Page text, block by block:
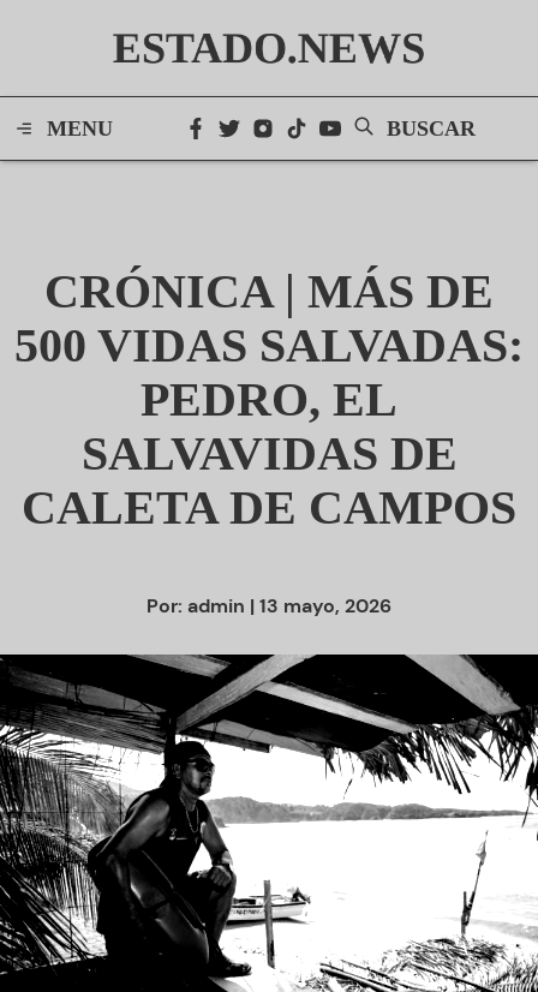
ESTADO.NEWS
MENU BUSCAR
CRÓNICA | MÁS DE
500 VIDAS SALVADAS:
PEDRO, EL
SALVAVIDAS DE
CALETA DE CAMPOS
Por: admin | 13 mayo, 2026